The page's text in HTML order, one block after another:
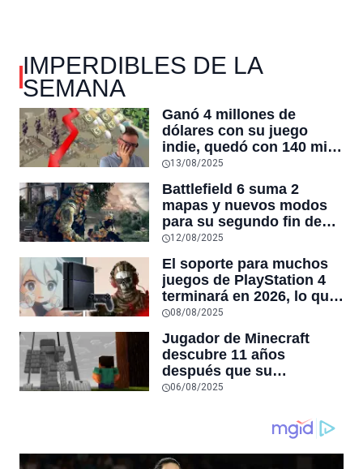
IMPERDIBLES DE LA
SEMANA
Ganó 4 millones de
dólares con su juego
indie, quedó con 140 mil
de deuda y terminó
vendiéndolo por 5 mil:
“Lo perdí todo”
13/08/2025
Battlefield 6 suma 2
mapas y nuevos modos
para su segundo fin de
semana de beta: vuelve
Rush
12/08/2025
El soporte para muchos
juegos de PlayStation 4
terminará en 2026, lo que
marcaría el verdadero
inicio de la generación
PS5
08/08/2025
Jugador de Minecraft
descubre 11 años
después que su
compañero de aventuras
homenaje en el juego
06/08/2025